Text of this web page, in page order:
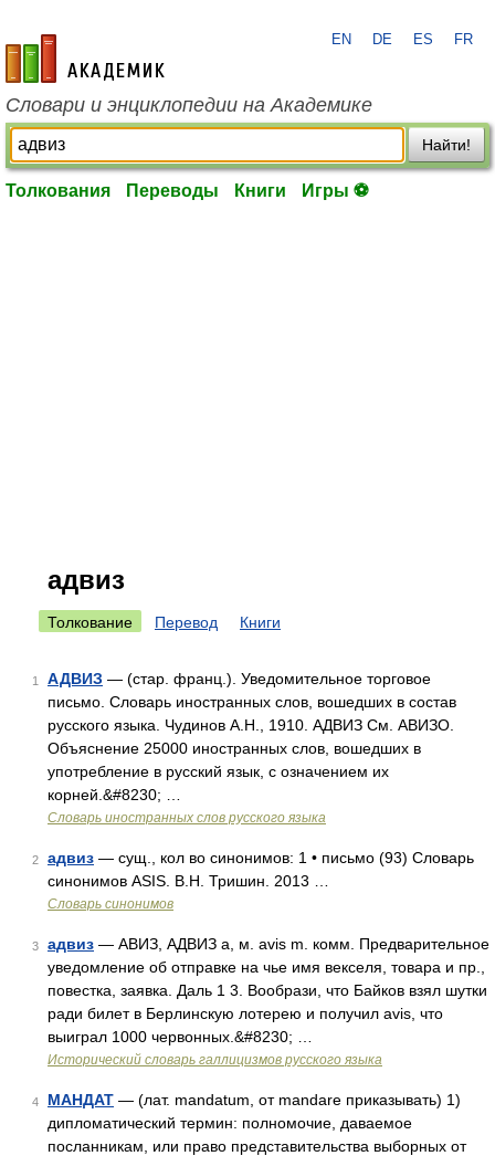
academic.ru
EN DE ES FR
Словари и энциклопедии на Академике
Найти!
Толкования Переводы Книги Игры ⚽
адвиз
Толкование Перевод Книги
1 АДВИЗ — (стар. франц.). Уведомительное торговое
письмо. Словарь иностранных слов, вошедших в состав
русского языка. Чудинов А.Н., 1910. АДВИЗ См. АВИЗО.
Объяснение 25000 иностранных слов, вошедших в
употребление в русский язык, с означением их
корней.&#8230; …
Словарь иностранных слов русского языка
2 адвиз — сущ., кол во синонимов: 1 • письмо (93) Словарь
синонимов ASIS. В.Н. Тришин. 2013 …
Словарь синонимов
3 адвиз — АВИЗ, АДВИЗ а, м. avis m. комм. Предварительное
уведомление об отправке на чье имя векселя, товара и пр.,
повестка, заявка. Даль 1 3. Вообрази, что Байков взял шутки
ради билет в Берлинскую лотерею и получил avis, что
выиграл 1000 червонных.&#8230; …
Исторический словарь галлицизмов русского языка
4 МАНДАТ — (лат. mandatum, от mandare приказывать) 1)
дипломатический термин: полномочие, даваемое
посланникам, или право представительства выборных от